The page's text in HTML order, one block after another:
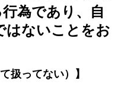
為であり、自
はないことをお
扱ってない）】